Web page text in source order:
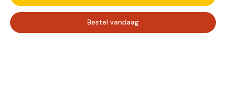
glijbaan zullen ze zeker veel plezier beleven. Laat
kinderen herinneringen creëren die ze een leven lang bij
zullen blijven. Met Multiplay Maxi haal je het feest naar je
evenement!
Bestel vandaag